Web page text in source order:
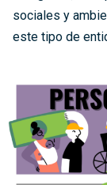
sociales y
este tipo de